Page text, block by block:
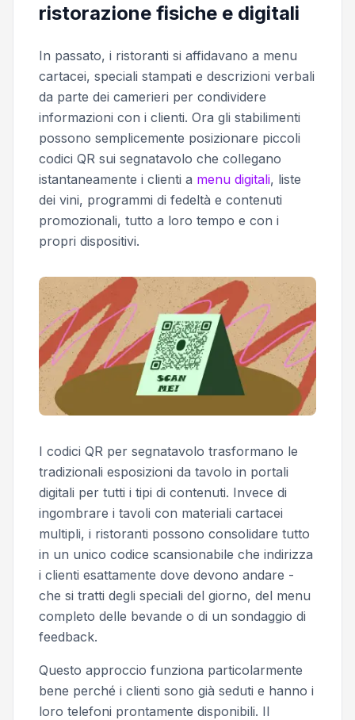
ristorazione fisiche e digitali
In passato, i ristoranti si affidavano a menu
cartacei, speciali stampati e descrizioni verbali
da parte dei camerieri per condividere
informazioni con i clienti. Ora gli stabilimenti
possono semplicemente posizionare piccoli
codici QR sui segnatavolo che collegano
istantaneamente i clienti a menu digitali, liste
dei vini, programmi di fedeltà e contenuti
promozionali, tutto a loro tempo e con i
propri dispositivi.
I codici QR per segnatavolo trasformano le
tradizionali esposizioni da tavolo in portali
digitali per tutti i tipi di contenuti. Invece di
ingombrare i tavoli con materiali cartacei
multipli, i ristoranti possono consolidare tutto
in un unico codice scansionabile che indirizza
i clienti esattamente dove devono andare -
che si tratti degli speciali del giorno, del menu
completo delle bevande o di un sondaggio di
feedback.
Questo approccio funziona particolarmente
bene perché i clienti sono già seduti e hanno i
loro telefoni prontamente disponibili. Il